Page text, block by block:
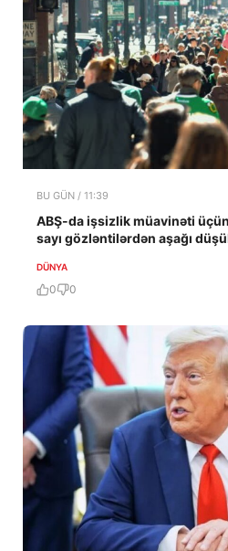
BU GÜN / 11:39
ABŞ-da işsizlik müavinəti
sayı gözləntilərdən aşağı
DÜNYA
0 0